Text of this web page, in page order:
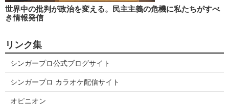
世界中の批判が政治を変える。民主主義の危機に私たちがすべ
き情報発信
リンク集
シンガープロ公式ブログサイト
シンガープロ カラオケ配信サイト
オピニオン